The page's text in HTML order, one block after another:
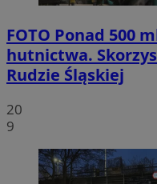
FOTO Ponad 500
hutnictwa.
Rudzie Śląskiej
20
9